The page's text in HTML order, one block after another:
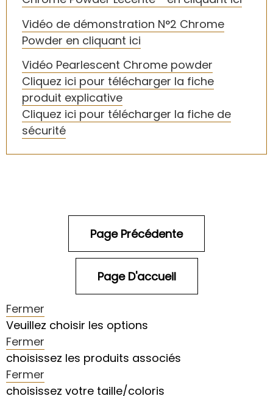
Vidéo de démonstration N°2 Chrome
Powder en cliquant ici
Vidéo Pearlescent Chrome powder
Cliquez ici pour télécharger la fiche
produit explicative
Cliquez ici pour télécharger la fiche de
sécurité
Fermer
Veuillez choisir les options
Fermer
choisissez les produits associés
Fermer
choisissez votre taille/coloris